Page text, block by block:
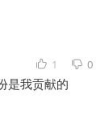
1 0
是我贡献的